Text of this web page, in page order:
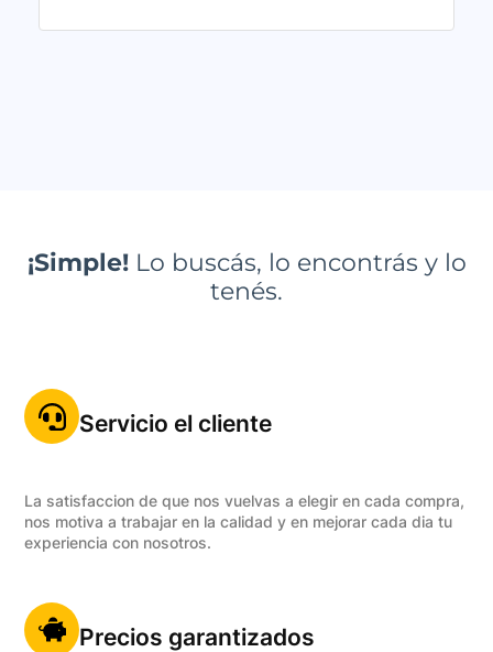
¡Simple!Lo buscás, lo encontrás y lo
tenés.
Servicio el cliente
La satisfaccion de que nos vuelvas a elegir en cada compra,
nos motiva a trabajar en la calidad y en mejorar cada dia tu
experiencia con nosotros.
Precios garantizados